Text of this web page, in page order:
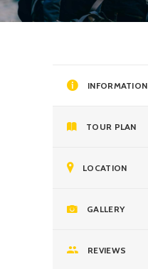
INFORMATION
TOUR PLAN
LOCATION
GALLERY
REVIEWS